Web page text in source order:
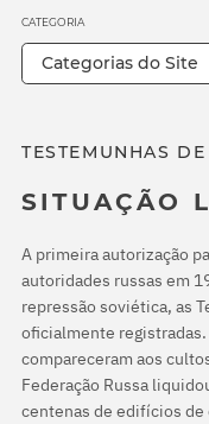
TESTEMUNHAS
SITUAÇÃO
A primeira autorização
autoridades russas em
repressão soviética, as
oficialmente
compareceram aos
Federação Russa
centenas de edifícios de
CATEGORIA
Categorias do Site